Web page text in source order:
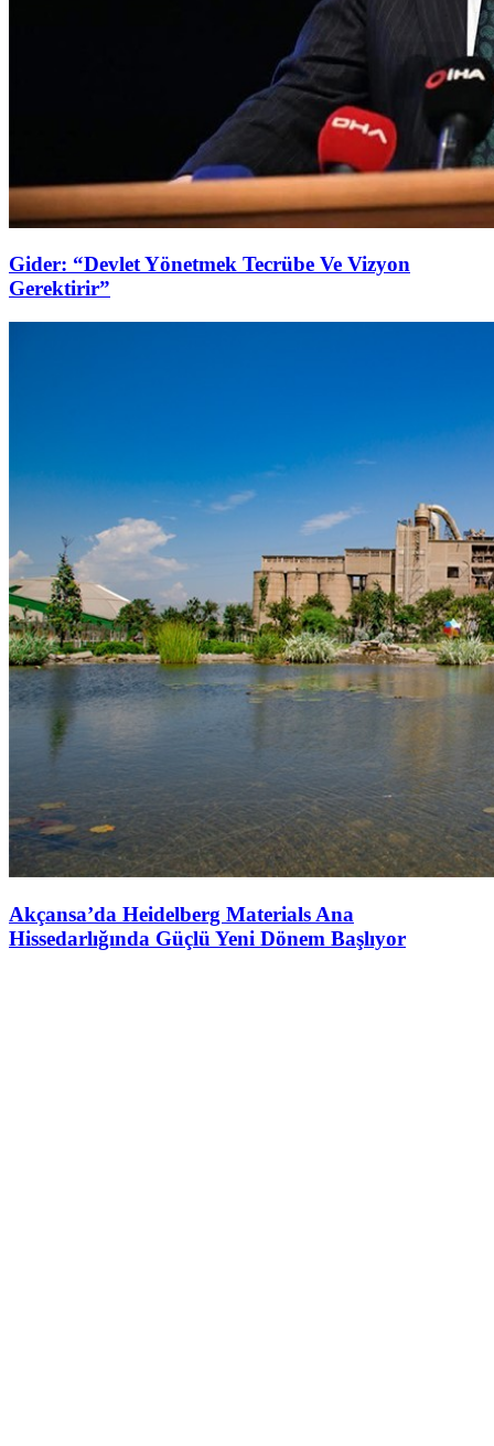
Gider: “Devlet Yönetmek Tecrübe Ve Vizyon
Gerektirir”
Akçansa’da Heidelberg Materials Ana
Hissedarlığında Güçlü Yeni Dönem Başlıyor